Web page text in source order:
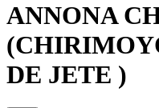
ANNONA
DE JETE )